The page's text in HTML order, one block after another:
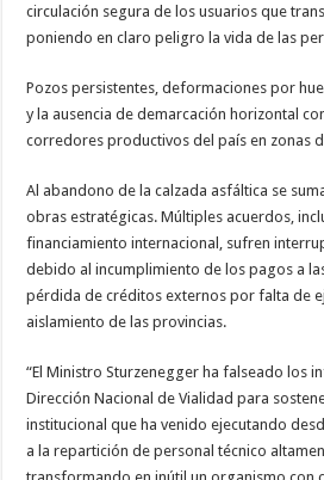
circulación segura de los usuarios que
poniendo en claro peligro la vida de las
Pozos persistentes, deformaciones por
y la ausencia de demarcación horizontal
corredores productivos del país en zonas
Al abandono de la calzada asfáltica se
obras estratégicas. Múltiples acuerdos,
financiamiento internacional, sufren
debido al incumplimiento de los pagos a
pérdida de créditos externos por falta de
aislamiento de las provincias.
“El Ministro Sturzenegger ha falseado los
Dirección Nacional de Vialidad para
institucional que ha venido ejecutando
a la repartición de personal técnico